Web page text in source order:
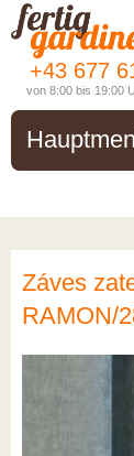
+43 677
von 8:00 bis 19:00
Záves
RAMON/